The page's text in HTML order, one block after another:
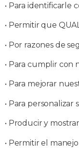
• Para identificarle
• Permitir que
• Por razones de
• Para cumplir con
• Para mejorar
• Para personalizar
• Producir y
• Permitir el